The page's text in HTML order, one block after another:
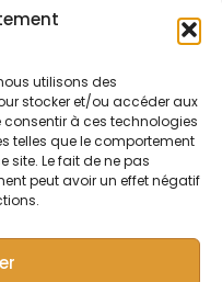
utilisons des
stocker et/ou accéder aux
à ces technologies
telles que le comportement
site. Le fait de ne pas
peut avoir un effet négatif